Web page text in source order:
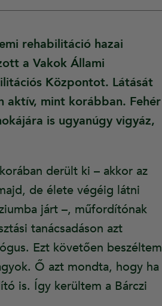
rehabilitáció hazai
a Vakok Állami
Központot. Látását
aktív, mint korábban. Fehér
is ugyanúgy vigyáz,
derült ki – akkor az
de élete végéig látni
járt –, műfordítónak
tanácsadáson azt
Ezt követően beszéltem
Ő azt mondta, hogy ha
is. Így kerültem a Bárczi